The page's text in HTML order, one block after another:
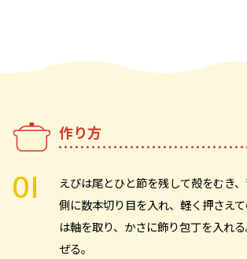
作り方
えびは尾とひと節を残して殻をむき
側に数本切り目を入れ、軽く押さえ
は軸を取り、かさに飾り包丁を入れ
ぜる。